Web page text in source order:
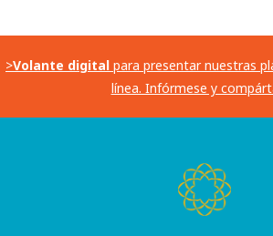
>Volante digital para presentar nuestras
línea. Infórmese y